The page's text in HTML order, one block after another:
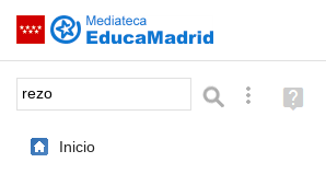
Saltar navegación
Palabra o frase: BúsquedaAyuda
(en
Inicio